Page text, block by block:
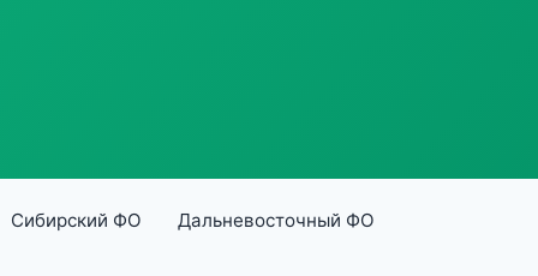
Сибирский ФО Дальневосточный ФО